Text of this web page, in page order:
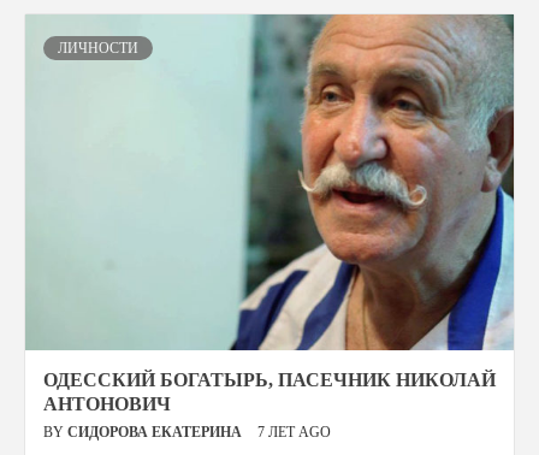
ЛИЧНОСТИ
ОДЕССКИЙ БОГАТЫРЬ, ПАСЕЧНИК НИКОЛАЙ
АНТОНОВИЧ
BY СИДОРОВА ЕКАТЕРИНА 7 ЛЕТ AGO